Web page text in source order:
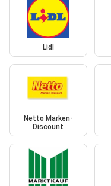
Lidl
Netto Marken-
Discount